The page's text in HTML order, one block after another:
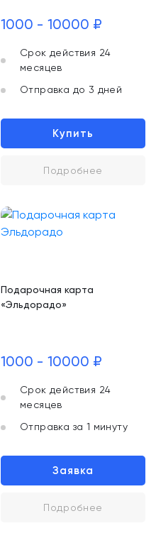
1000 - 10000 ₽
Срок действия 24
месяцев
Отправка до 3 дней
Купить
Подробнее
Подарочная карта
«Эльдорадо»
1000 - 10000 ₽
Срок действия 24
месяцев
Отправка за 1 минуту
Заявка
Подробнее